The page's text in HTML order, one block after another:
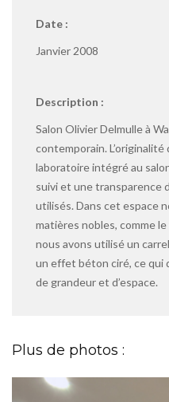
Date :
Janvier 2008
Description :
Salon Olivier Delmulle à
contemporain.
laboratoire intégré au
suivi et une transparence
utilisés. Dans cet espace
matières nobles, comme
nous avons utilisé un
un effet béton ciré, ce qui
de grandeur et d’espace.
Plus de photos :